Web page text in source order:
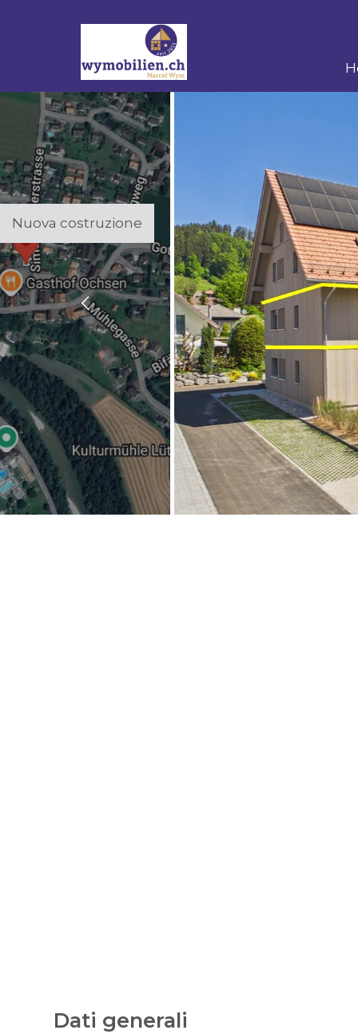
Nuova costruzione
Dati generali